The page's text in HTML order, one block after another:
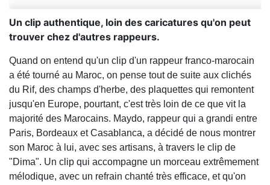
Un clip authentique, loin des caricatures qu'on peut
trouver chez d'autres rappeurs.
Quand on entend qu'un clip d'un rappeur franco-marocain
a été tourné au Maroc, on pense tout de suite aux clichés
du Rif, des champs d'herbe, des plaquettes qui remontent
jusqu'en Europe, pourtant, c'est très loin de ce que vit la
majorité des Marocains. Maydo, rappeur qui a grandi entre
Paris, Bordeaux et Casablanca, a décidé de nous montrer
son Maroc à lui, avec ses artisans, à travers le clip de
"Dima". Un clip qui accompagne un morceau extrêmement
mélodique, avec un refrain chanté très efficace, et qu'on